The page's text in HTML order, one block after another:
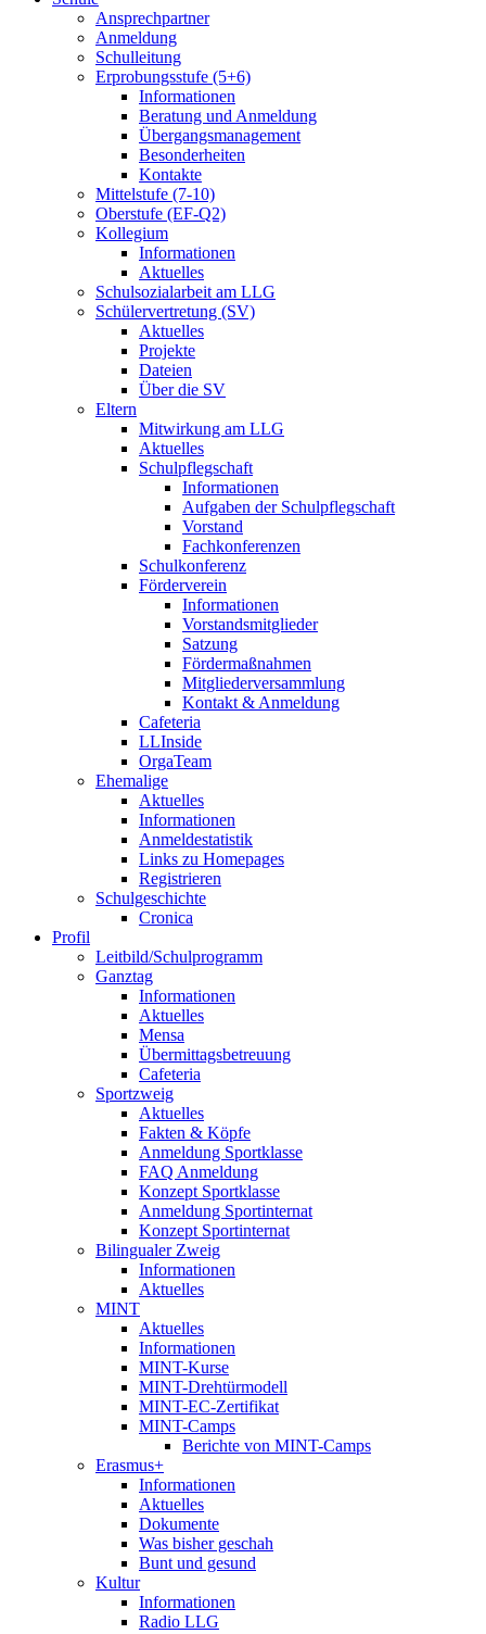
Ansprechpartner
Anmeldung
Schulleitung
Erprobungsstufe (5+6)
Informationen
Beratung und Anmeldung
Übergangsmanagement
Besonderheiten
Kontakte
Mittelstufe (7-10)
Oberstufe (EF-Q2)
Kollegium
Informationen
Aktuelles
Schulsozialarbeit am LLG
Schülervertretung (SV)
Aktuelles
Projekte
Dateien
Über die SV
Eltern
Mitwirkung am LLG
Aktuelles
Schulpflegschaft
Informationen
Aufgaben der Schulpflegschaft
Vorstand
Fachkonferenzen
Schulkonferenz
Förderverein
Informationen
Vorstandsmitglieder
Satzung
Fördermaßnahmen
Mitgliederversammlung
Kontakt & Anmeldung
Cafeteria
LLInside
OrgaTeam
Ehemalige
Aktuelles
Informationen
Anmeldestatistik
Links zu Homepages
Registrieren
Schulgeschichte
Cronica
Profil
Leitbild/Schulprogramm
Ganztag
Informationen
Aktuelles
Mensa
Übermittagsbetreuung
Cafeteria
Sportzweig
Aktuelles
Fakten & Köpfe
Anmeldung Sportklasse
FAQ Anmeldung
Konzept Sportklasse
Anmeldung Sportinternat
Konzept Sportinternat
Bilingualer Zweig
Informationen
Aktuelles
MINT
Aktuelles
Informationen
MINT-Kurse
MINT-Drehtürmodell
MINT-EC-Zertifikat
MINT-Camps
Berichte von MINT-Camps
Erasmus+
Informationen
Aktuelles
Dokumente
Was bisher geschah
Bunt und gesund
Kultur
Informationen
Radio LLG